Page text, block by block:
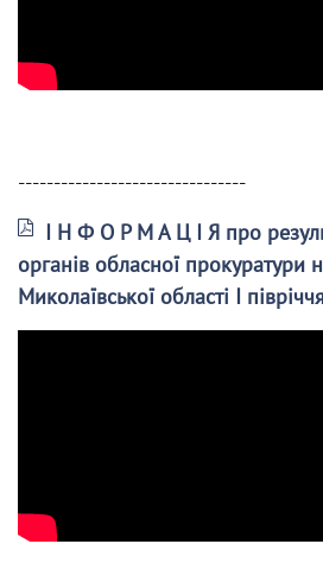
--------------------------------
І Н Ф О Р М А Ц І Я про
органів обласної прокуратури
Миколаївської області І